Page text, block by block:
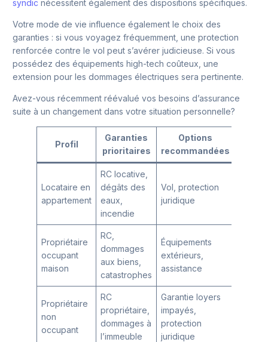
syndic nécessitent également des dispositions spécifiques.
Votre mode de vie influence également le choix des
garanties : si vous voyagez fréquemment, une protection
renforcée contre le vol peut s’avérer judicieuse. Si vous
possédez des équipements high-tech coûteux, une
extension pour les dommages électriques sera pertinente.
Avez-vous récemment réévalué vos besoins d’assurance
suite à un changement dans votre situation personnelle?
Profil
Garanties
prioritaires
Options
recommandées
Locataire en
appartement
RC locative,
dégâts des
eaux,
incendie
Vol, protection
juridique
Propriétaire
occupant
maison
RC,
dommages
aux biens,
catastrophes
Équipements
extérieurs,
assistance
Propriétaire
non
occupant
RC
propriétaire,
dommages à
l’immeuble
Garantie loyers
impayés,
protection
juridique